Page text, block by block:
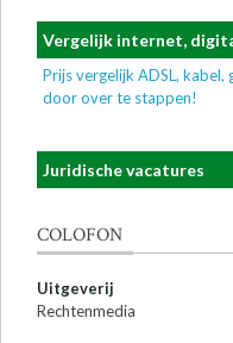
Vergelijk internet,
Prijs vergelijk ADSL, kabel,
door over te stappen!
Juridische vacatures
COLOFON
Uitgeverij
Rechtenmedia